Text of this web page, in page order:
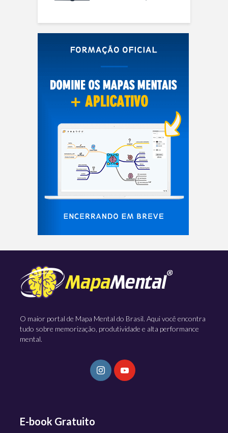
O maior portal de Mapa Mental do Brasil. Aqui você encontra
tudo sobre memorização, produtividade e alta performance
mental.
E-book Gratuito